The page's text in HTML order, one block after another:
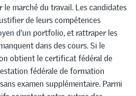
marché du travail. Les candidates
de leurs compétences
d’un portfolio, et rattraper les
dans des cours. Si le
obtient le certificat fédéral de
fédérale de formation
examen supplémentaire. Parmi